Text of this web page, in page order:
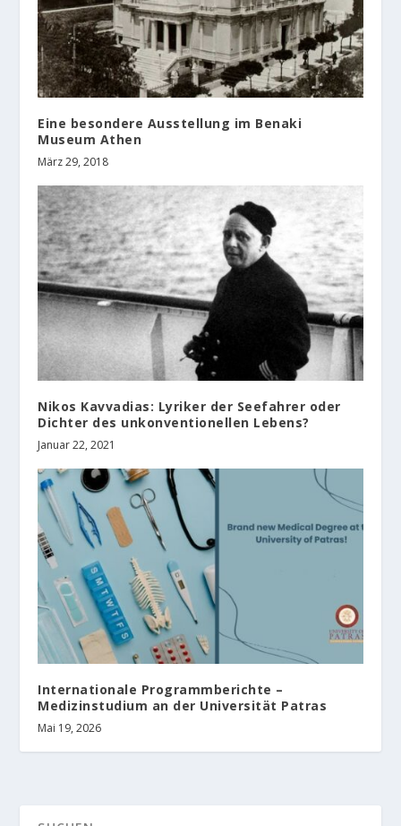
Eine besondere Ausstellung im Benaki
Museum Athen
März 29, 2018
Nikos Kavvadias: Lyriker der Seefahrer oder
Dichter des unkonventionellen Lebens?
Januar 22, 2021
Internationale Programmberichte –
Medizinstudium an der Universität Patras
Mai 19, 2026